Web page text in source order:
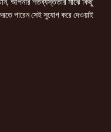
পারেন সেই সুযোগ করে দেওয়াই